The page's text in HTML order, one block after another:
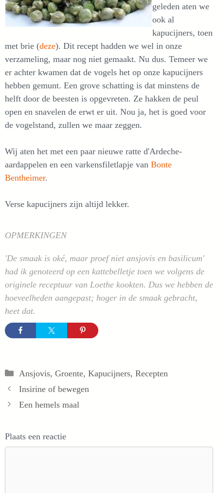
geleden aten we
ook al
kapucijners, toen
met brie (deze). Dit recept hadden we wel in onze
verzameling, maar nog niet gemaakt. Nu dus. Temeer we
er achter kwamen dat de vogels het op onze kapucijners
hebben gemunt. Een grove schatting is dat minstens de
helft door de beesten is opgevreten. Ze hakken de peul
open en snavelen de erwt er uit. Nou ja, het is goed voor
de vogelstand, zullen we maar zeggen.
Wij aten het met een paar nieuwe ratte d'Ardeche-
aardappelen en een varkensfiletlapje van Bonte
Bentheimer.
Verse kapucijners zijn altijd lekker.
OPMERKINGEN
'De smaak is oké, maar proef niet ansjovis en basilicum'
had ik genoteerd op een kattebelletje toen we volgens de
originele receptuur van Loethe kookten. Dus we hebben de
hoeveelheden aangepast; hoger in de smaak gebracht,
heet dat.
Categorieën
Ansjovis, Groente, Kapucijners, Recepten
Insirine of bewegen
Een hemels maal
Plaats een reactie